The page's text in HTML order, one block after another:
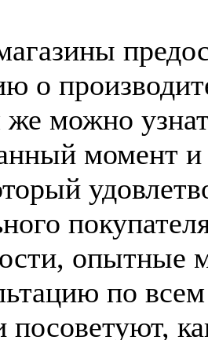
о
можно
момент
опытные
по
посоветуют,